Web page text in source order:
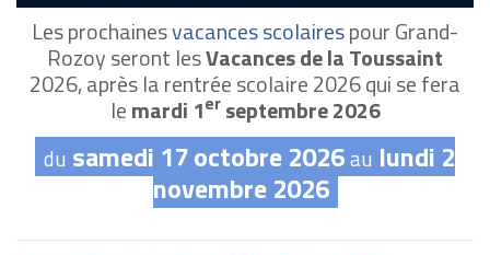
Les prochainesvacances scolairespour Grand-
Rozoy seront lesVacances de la Toussaint
2026, après la rentrée scolaire 2026 qui se fera
lemardi 1erseptembre 2026
du samedi 17 octobre 2026au lundi 2
novembre 2026